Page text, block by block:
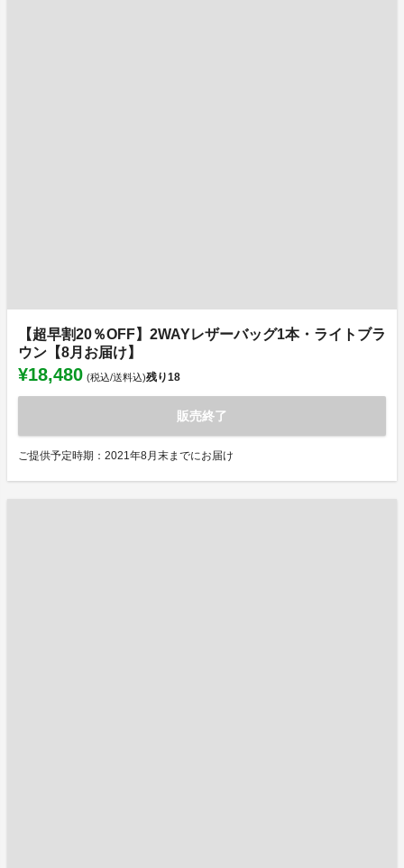
【超早割20％OFF】2WAYレザーバッグ1本・ライトブラ
ウン【8月お届け】
¥18,480 (税込/送料込)残り18
販売終了
ご提供予定時期：2021年8月末までにお届け